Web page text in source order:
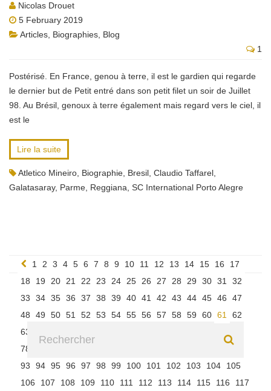
Nicolas Drouet
5 February 2019
Articles Biographies Blog
1
Postérisé. En France, genou à terre, il est le gardien qui regarde
le dernier but de Petit entré dans son petit filet un soir de Juillet
98. Au Brésil, genoux à terre également mais regard vers le ciel, il
est le
Lire la suite
Atletico Mineiro Biographie Bresil Claudio Taffarel
Galatasaray, Parme Reggiana SC International Porto Alegre
1 2 3 4 5 6 7 8 9 10 11 12 13 14 15 16
17
18
19 20 21 22 23 24 25 26 27 28 29 30 31
32
33
34 35 36 37 38 39 40 41 42 43 44 45 46
47
48
49 50 51 52 53 54 55 56 57 58 59 60 61
62
63
78
93
94 95 96 97 98 99 100 101 102 103 104
105
106
107 108 109 110 111 112 113 114 115 116 117